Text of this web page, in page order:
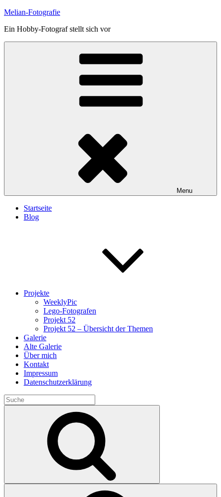
Skip
content
Melian-Fotografie
Ein Hobby-Fotograf stellt sich vor
Menu
Startseite
Blog
Projekte
WeeklyPic
Lego-Fotografen
Projekt 52
Projekt 52 – Übersicht der Themen
Galerie
Alte Galerie
Über mich
Kontakt
Impressum
Datenschutzerklärung
Search
for: